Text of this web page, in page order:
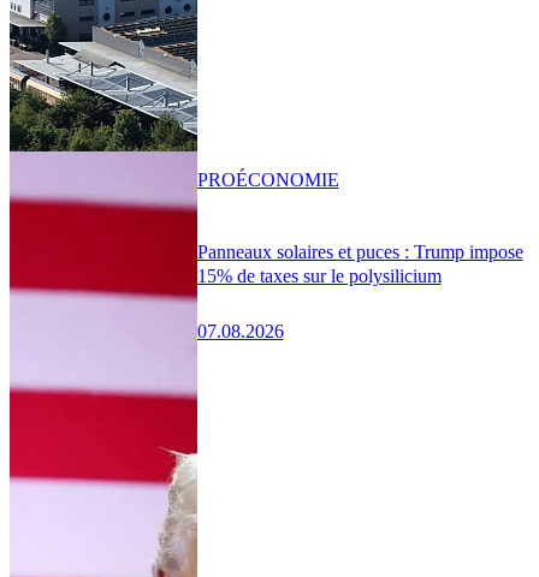
Panneaux solaires et puces : Trump impose
15% de taxes sur le polysilicium
07.08.2026
PROÉCONOMIE